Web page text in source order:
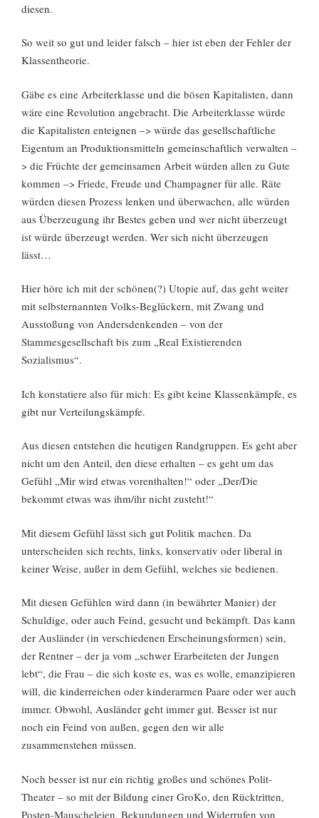
diesen.
So weit so gut und leider falsch – hier ist eben der Fehler der
Klassentheorie.
Gäbe es eine Arbeiterklasse und die bösen Kapitalisten, dann
wäre eine Revolution angebracht. Die Arbeiterklasse würde
die Kapitalisten enteignen –> würde das gesellschaftliche
Eigentum an Produktionsmitteln gemeinschaftlich verwalten –
> die Früchte der gemeinsamen Arbeit würden allen zu Gute
kommen –> Friede, Freude und Champagner für alle. Räte
würden diesen Prozess lenken und überwachen, alle würden
aus Überzeugung ihr Bestes geben und wer nicht überzeugt
ist würde überzeugt werden. Wer sich nicht überzeugen
lässt…
Hier höre ich mit der schönen(?) Utopie auf, das geht weiter
mit selbsternannten Volks-Beglückern, mit Zwang und
Ausstoßung von Andersdenkenden – von der
Stammesgesellschaft bis zum „Real Existierenden
Sozialismus“.
Ich konstatiere also für mich: Es gibt keine Klassenkämpfe, es
gibt nur Verteilungskämpfe.
Aus diesen entstehen die heutigen Randgruppen. Es geht aber
nicht um den Anteil, den diese erhalten – es geht um das
Gefühl „Mir wird etwas vorenthalten!“ oder „Der/Die
bekommt etwas was ihm/ihr nicht zusteht!“
Mit diesem Gefühl lässt sich gut Politik machen. Da
unterscheiden sich rechts, links, konservativ oder liberal in
keiner Weise, außer in dem Gefühl, welches sie bedienen.
Mit diesen Gefühlen wird dann (in bewährter Manier) der
Schuldige, oder auch Feind, gesucht und bekämpft. Das kann
der Ausländer (in verschiedenen Erscheinungsformen) sein,
der Rentner – der ja vom „schwer Erarbeiteten der Jungen
lebt“, die Frau – die sich koste es, was es wolle, emanzipieren
will, die kinderreichen oder kinderarmen Paare oder wer auch
immer. Obwohl, Ausländer geht immer gut. Besser ist nur
noch ein Feind von außen, gegen den wir alle
zusammenstehen müssen.
Noch besser ist nur ein richtig großes und schönes Polit-
Theater – so mit der Bildung einer GroKo, den Rücktritten,
Posten-Mauscheleien, Bekundungen und Widerrufen von